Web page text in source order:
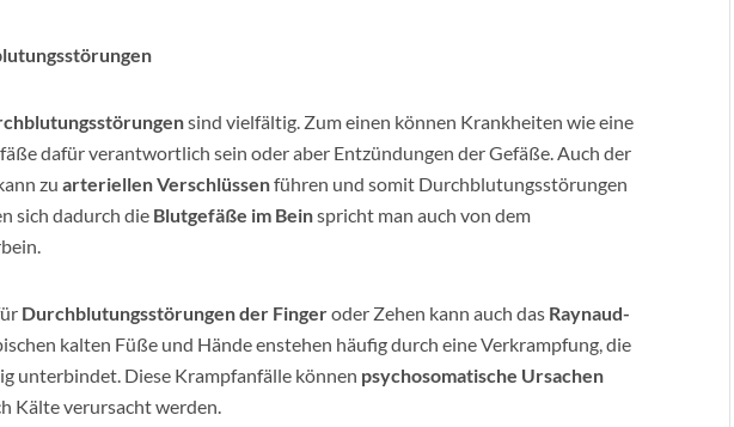
sind vielfältig. Zum einen können Krankheiten wie eine
dafür verantwortlich sein oder aber Entzündungen der Gefäße. Auch der
zu arteriellen Verschlüssenführen und somit Durchblutungsstörungen
sich dadurch die Blutgefäße im Beinspricht man auch von dem
Durchblutungsstörungen der Fingeroder Zehen kann auch das Raynaud-
kalten Füße und Hände enstehen häufig durch eine Verkrampfung, die
unterbindet. Diese Krampfanfälle können psychosomatische Ursachen
Kälte verursacht werden.